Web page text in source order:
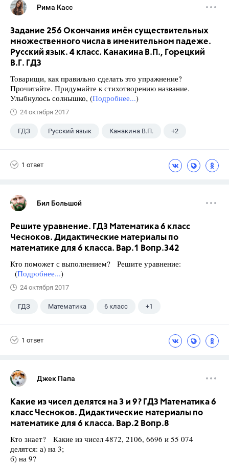
Рима Касс
Задание 256 Окончания имён существительных
множественного числа в именительном падеже.
Русский язык. 4 класс. Канакина В.П., Горецкий
В.Г. ГДЗ
Товарищи, как правильно сделать это упражнение?
Прочитайте. Придумайте к стихотворению название.
Улыбнулось солнышко, (Подробнее...)
24 октября 2017
ГДЗ Русский язык Канакина В.П. +2
1 ответ
Бил Большой
Решите уравнение. ГДЗ Математика 6 класс
Чесноков. Дидактические материалы по
математике для 6 класса. Вар.1 Вопр.342
Кто поможет с выполнением? Решите уравнение:
(Подробнее...)
24 октября 2017
ГДЗ Математика 6 класс +1
1 ответ
Джек Папа
Какие из чисел делятся на 3 и 9? ГДЗ Математика 6
класс Чесноков. Дидактические материалы по
математике для 6 класса. Вар.2 Вопр.8
Кто знает? Какие из чисел 4872, 2106, 6696 и 55 074
делятся: а) на 3;
б) на 9?